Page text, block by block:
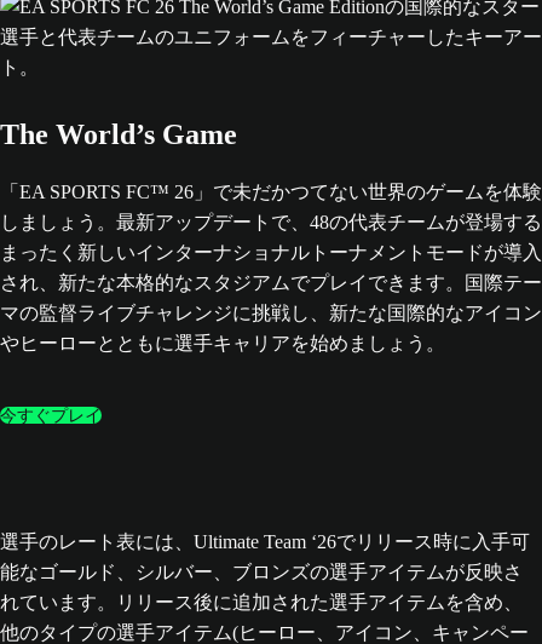
The World’s Game
「EA SPORTS FC™ 26」で未だかつてない世界のゲームを体験
しましょう。最新アップデートで、48の代表チームが登場する
まったく新しいインターナショナルトーナメントモードが導入
され、新たな本格的なスタジアムでプレイできます。国際テー
マの監督ライブチャレンジに挑戦し、新たな国際的なアイコン
やヒーローとともに選手キャリアを始めましょう。
今すぐプレイ
選手のレート表には、Ultimate Team ‘26でリリース時に入手可
能なゴールド、シルバー、ブロンズの選手アイテムが反映さ
れています。リリース後に追加された選手アイテムを含め、
他のタイプの選手アイテム(ヒーロー、アイコン、キャンペー